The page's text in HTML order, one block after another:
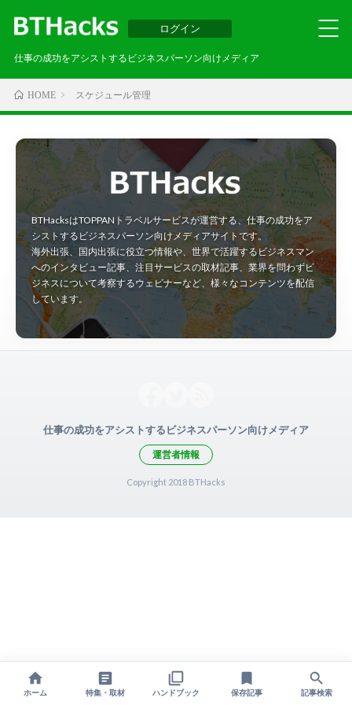
ログイン
仕事の成功をアシストするビジネスパーソン向けメディア
HOME スケジュール管理
BTHacksはTOPPANトラベルサービスが運営する、仕事の成功をア
シストするビジネスパーソン向けメディアサイトです。
海外出張、国内出張に役立つ情報や、世界で活躍するビジネスマン
へのインタビュー記事、注目サービスの取材記事、業界を問わずビ
ジネスについて考察するウェビナーなど、様々なコンテンツを配信
しています。
仕事の成功をアシストするビジネスパーソン向けメディア
運営者情報
Copyright 2018 BTHacks
ホーム 特集・取材 ハンドブック 保存記事 記事検索